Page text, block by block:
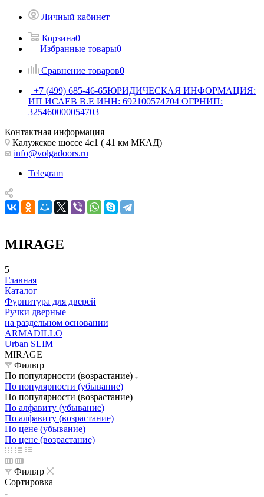
Личный кабинет
Корзина0
Избранные товары0
Сравнение товаров0
+7 (499) 685-46-65ЮРИДИЧЕСКАЯ ИНФОРМАЦИЯ:
ИП ИСАЕВ В.Е ИНН: 692100574704 ОГРНИП:
325460000054703
Контактная информация
Калужское шоссе 4с1 ( 41 км МКАД)
info@volgadoors.ru
Telegram
MIRAGE
5
Главная
Каталог
Фурнитура для дверей
Ручки дверные
на раздельном основании
ARMADILLO
Urban SLIM
MIRAGE
Фильтр
По популярности (возрастание)
По популярности (убывание)
По популярности (возрастание)
По алфавиту (убывание)
По алфавиту (возрастание)
По цене (убывание)
По цене (возрастание)
Фильтр
Сортировка